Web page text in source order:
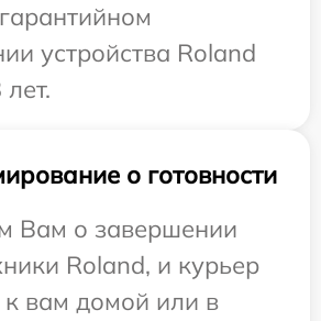
устройства Roland
о готовности
Вам о завершении
Roland, и курьер
к вам домой или в